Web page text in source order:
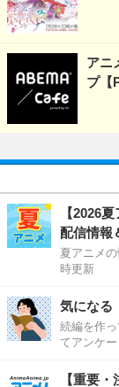
アニ
プ【
【2026
配信情報
夏アニメ
時更新
気になる
続編を作
てアンケ
【重要